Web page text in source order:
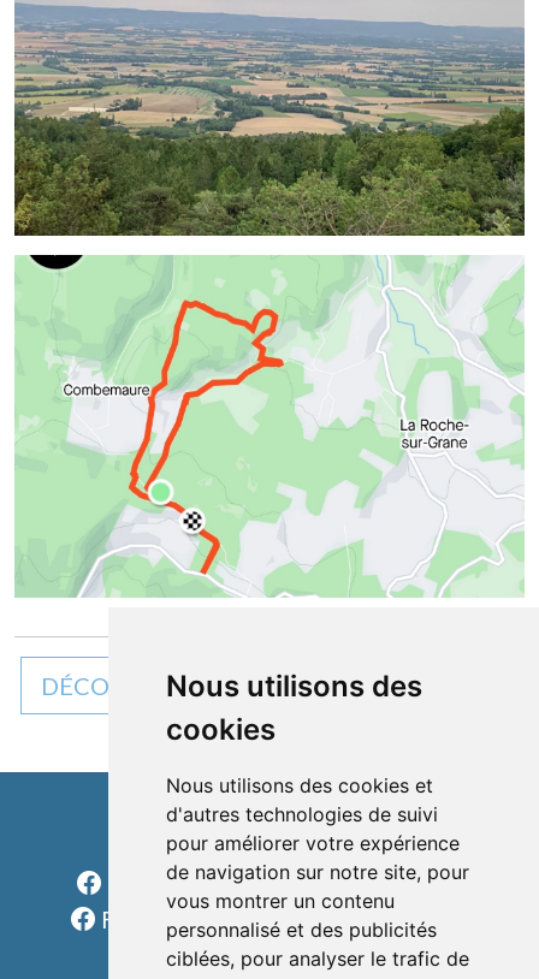
Nous utilisons des
cookies
Nous utilisons des cookies et
d'autres technologies de suivi
pour améliorer votre expérience
de navigation sur notre site, pour
vous montrer un contenu
personnalisé et des publicités
ciblées, pour analyser le trafic de
DÉCOUVREZ TOUTES NOS ACTUALITÉS
Cléon d'Andran
Facebook Charols Sports Loisirs
Facebook Les rondes charolaises
formulaire